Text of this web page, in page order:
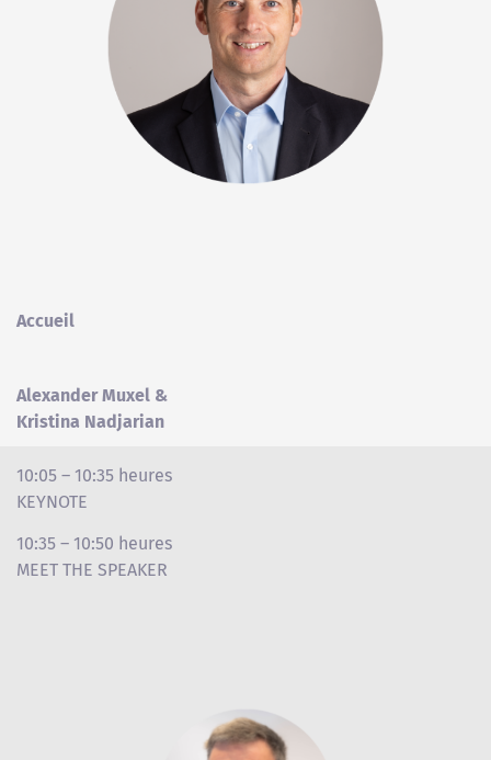
Accueil
Alexander Muxel &
Kristina Nadjarian
10:05 – 10:35 heures
KEYNOTE
10:35 – 10:50 heures
MEET THE SPEAKER